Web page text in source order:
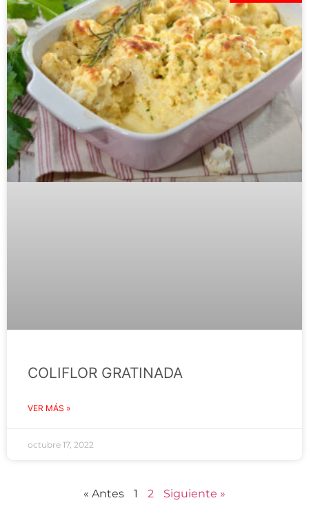
COLIFLOR GRATINADA
VER MÁS »
octubre 17, 2022
« Antes 1 2 Siguiente »